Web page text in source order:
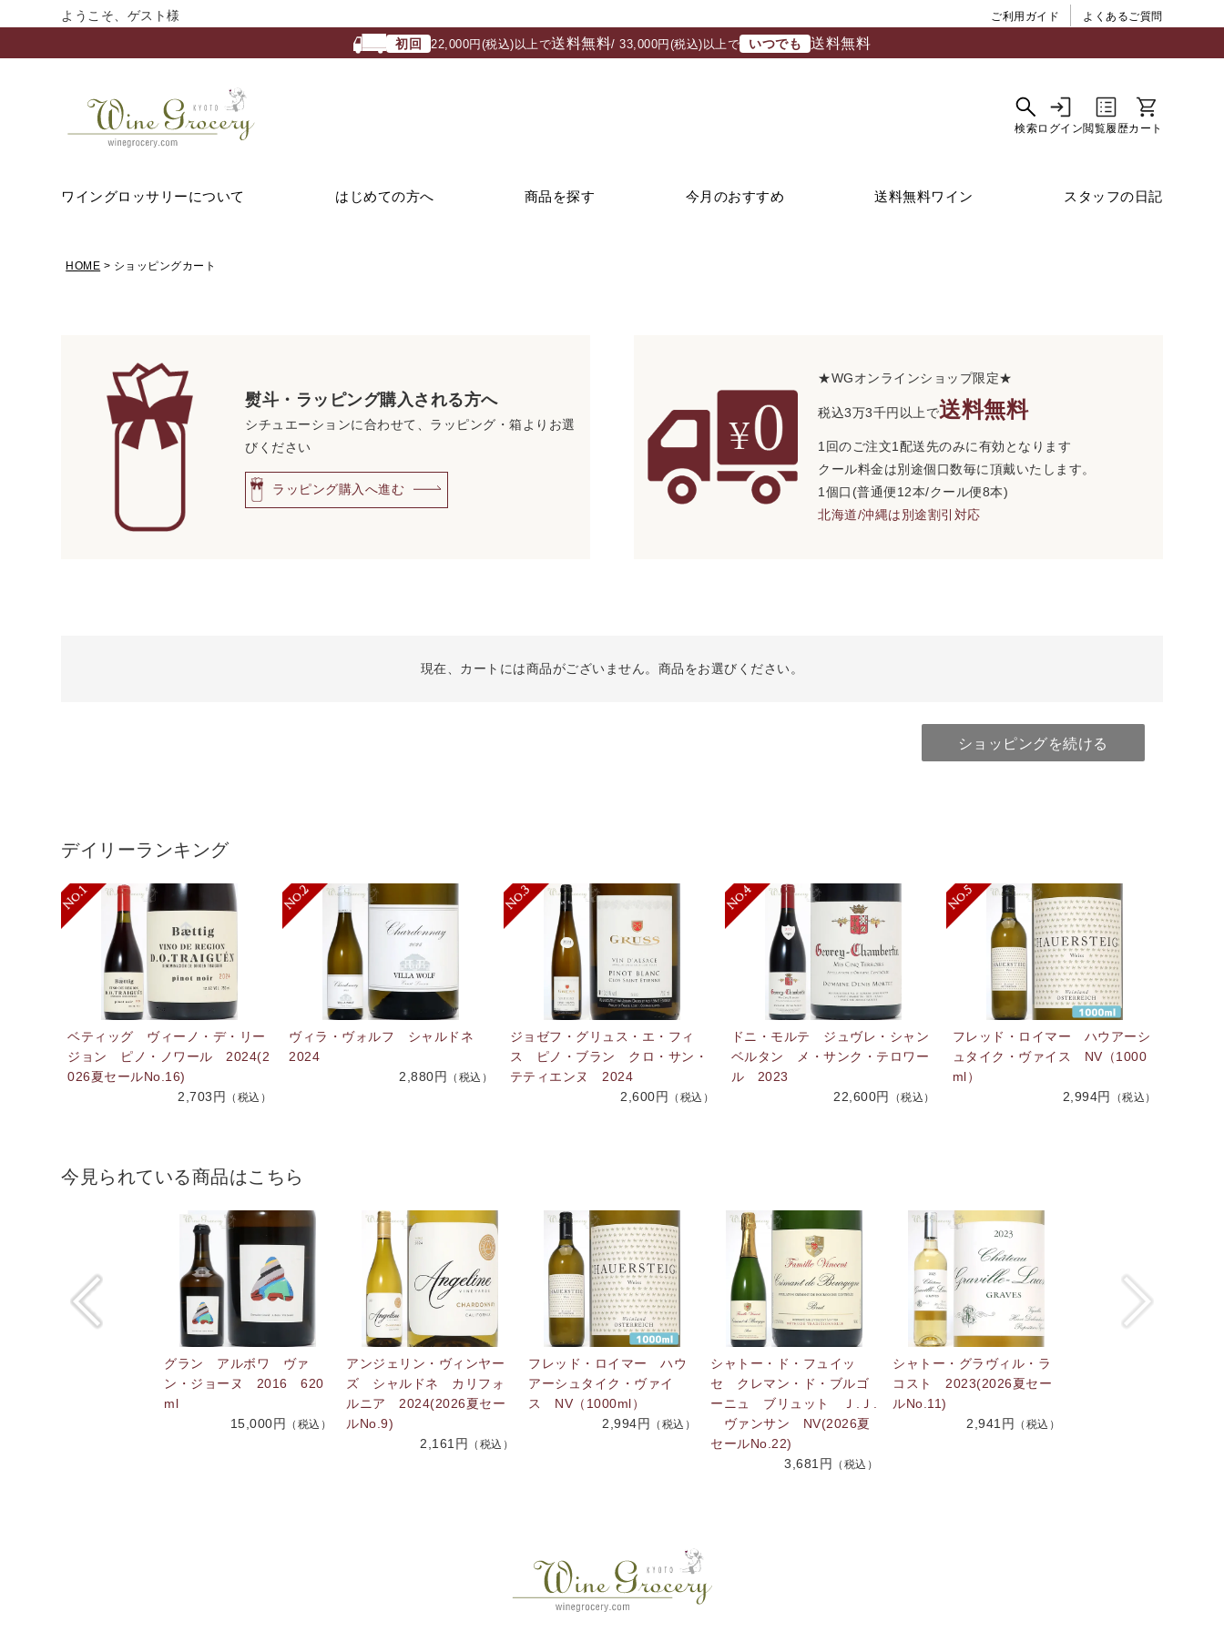
ようこそ、ゲスト様 ご利用ガイド よくあるご質問
初回 22,000円(税込)以上で送料無料/ 33,000円(税込)以上で いつでも 送料無料
ワイングロッサリーについて はじめての方へ 商品を探す 今月のおすすめ 送料無料ワイン スタッフの日記
HOME ショッピングカート
熨斗・ラッピング購入される方へ
シチュエーションに合わせて、ラッピング・箱よりお選
びください
ラッピング購入へ進む
★WGオンラインショップ限定★
税込3万3千円以上で送料無料
1回のご注文1配送先のみに有効となります
クール料金は別途個口数毎に頂戴いたします。
1個口(普通便12本/クール便8本)
北海道/沖縄は別途割引対応
現在、カートには商品がございません。商品をお選びください。
ショッピングを続ける
デイリーランキング
ベティッグ ヴィーノ・デ・リー
ジョン ピノ・ノワール 2024(2
026夏セールNo.16)
2,703円
（税込）
ヴィラ・ヴォルフ シャルドネ
2024
2,880円
（税込）
ジョゼフ・グリュス・エ・フィ
ス ピノ・ブラン クロ・サン・
テティエンヌ 2024
2,600円
（税込）
ドニ・モルテ ジュヴレ・シャン
ベルタン メ・サンク・テロワー
ル 2023
22,600円
（税込）
フレッド・ロイマー ハウアーシ
ュタイク・ヴァイス NV（1000
ml）
2,994円
（税込）
今見られている商品はこちら
グラン アルボワ ヴァ
ン・ジョーヌ 2016 620
ml
15,000円
（税込）
アンジェリン・ヴィンヤー
ズ シャルドネ カリフォ
ルニア 2024(2026夏セー
ルNo.9)
2,161円
（税込）
フレッド・ロイマー ハウ
アーシュタイク・ヴァイ
ス NV（1000ml）
2,994円
（税込）
シャトー・ド・フュイッ
セ クレマン・ド・ブルゴ
ーニュ ブリュット Ｊ.Ｊ.
ヴァンサン NV(2026夏
セールNo.22)
3,681円
（税込）
シャトー・グラヴィル・ラ
コスト 2023(2026夏セー
ルNo.11)
2,941円
（税込）